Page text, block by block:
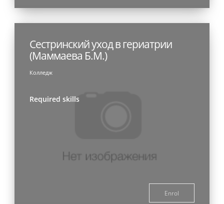
Сестринский уход в гериатрии
(Маммаева Б.М.)
Колледж
Required skills
Enrol